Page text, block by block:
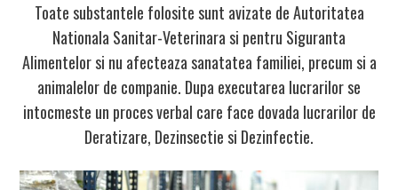
Toate substantele folosite sunt avizate de Autoritatea
Nationala Sanitar-Veterinara si pentru Siguranta
Alimentelor si nu afecteaza sanatatea familiei, precum si a
animalelor de companie. Dupa executarea lucrarilor se
intocmeste un proces verbal care face dovada lucrarilor de
Deratizare, Dezinsectie si Dezinfectie.